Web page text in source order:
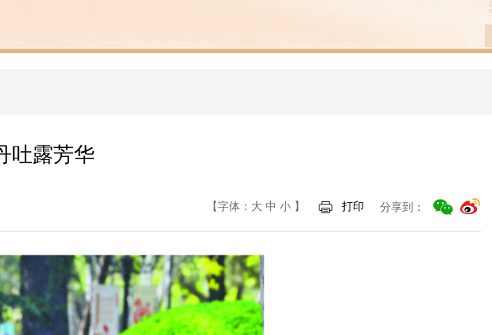
吐露芳华
【字体： 大 中 小 】 打印 分享到：